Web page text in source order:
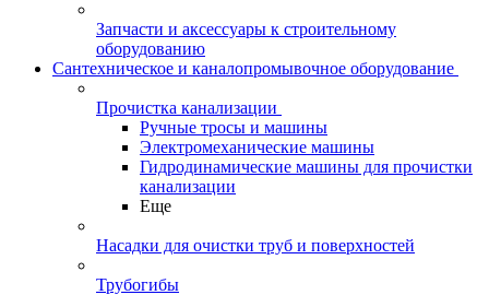
Запчасти и аксессуары к строительному
оборудованию
Сантехническое и каналопромывочное оборудование
Прочистка канализации
Ручные тросы и машины
Электромеханические машины
Гидродинамические машины для прочистки
канализации
Еще
Насадки для очистки труб и поверхностей
Трубогибы